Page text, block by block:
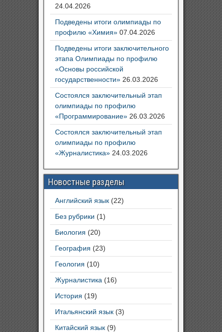
24.04.2026
Подведены итоги олимпиады по
профилю «Химия» 07.04.2026
Подведены итоги заключительного
этапа Олимпиады по профилю
«Основы российской
государственности» 26.03.2026
Состоялся заключительный этап
олимпиады по профилю
«Программирование» 26.03.2026
Состоялся заключительный этап
олимпиады по профилю
«Журналистика» 24.03.2026
Новостные разделы
Английский язык (22)
Без рубрики (1)
Биология (20)
География (23)
Геология (10)
Журналистика (16)
История (19)
Итальянский язык (3)
Китайский язык (9)